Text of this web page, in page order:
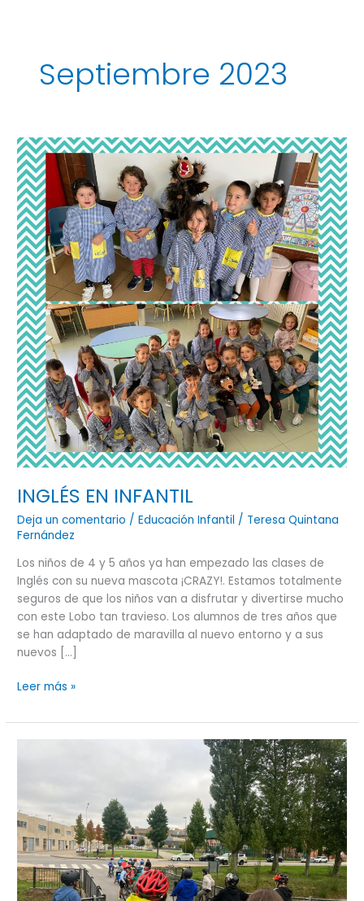
Septiembre 2023
INGLÉS EN INFANTIL
Deja un comentario /Educación Infantil / Teresa Quintana
Fernández
Los niños de 4 y 5 años ya han empezado las clases de
Inglés con su nueva mascota ¡CRAZY!. Estamos totalmente
seguros de que los niños van a disfrutar y divertirse mucho
con este Lobo tan travieso. Los alumnos de tres años que
se han adaptado de maravilla al nuevo entorno y a sus
nuevos […]
INGLÉS
EN
INFANTIL
Leer más »
Movilidad